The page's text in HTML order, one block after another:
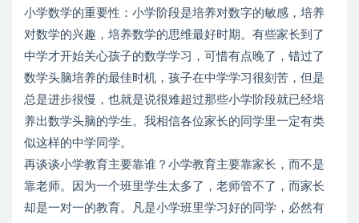
小学数学的重要性：小学阶段是培养对数字的敏感，培养
对数学的兴趣，培养数学的思维最好时期。有些家长到了
中学才开始关心孩子的数学学习，可惜有点晚了，错过了
数学头脑培养的最佳时机，孩子在中学学习很刻苦，但是
总是进步很慢，也就是说很难超过那些小学阶段就已经培
养出数学头脑的学生。我相信各位家长的同学里一定有类
似这样的中学同学。
再谈谈小学教育主要靠谁？小学教育主要靠家长，而不是
靠老师。因为一个班里学生太多了，老师管不了，而家长
却是一对一的教育。凡是小学班里学习好的同学，必然有